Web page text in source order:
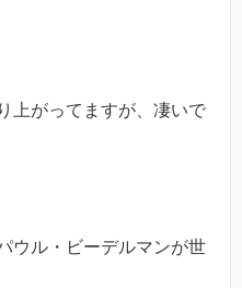
上がってますが、凄いで
ウル・ビーデルマンが世